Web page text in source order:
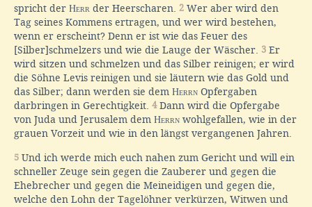
spricht der Herr der Heerscharen. 2 Wer aber wird den
Tag seines Kommens ertragen, und wer wird bestehen,
wenn er erscheint? Denn er ist wie das Feuer des
[Silber]schmelzers und wie die Lauge der Wäscher. 3 Er
wird sitzen und schmelzen und das Silber reinigen; er wird
die Söhne Levis reinigen und sie läutern wie das Gold und
das Silber; dann werden sie dem Herrn Opfergaben
darbringen in Gerechtigkeit. 4Dann wird die Opfergabe
von Juda und Jerusalem dem Herrn wohlgefallen, wie in der
grauen Vorzeit und wie in den längst vergangenen Jahren.
5 Und ich werde mich euch nahen zum Gericht und will ein
schneller Zeuge sein gegen die Zauberer und gegen die
Ehebrecher und gegen die Meineidigen und gegen die,
welche den Lohn der Tagelöhner verkürzen, Witwen und